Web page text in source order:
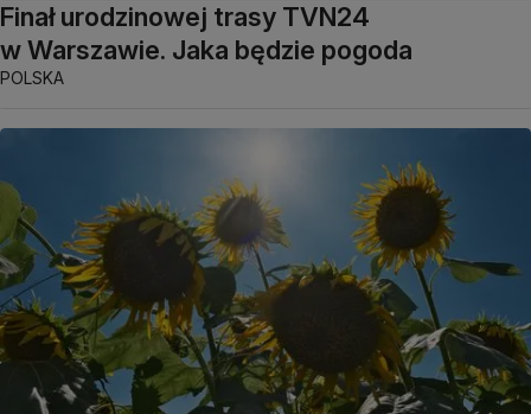
Finał urodzinowej trasy TVN24
w Warszawie. Jaka będzie pogoda
POLSKA